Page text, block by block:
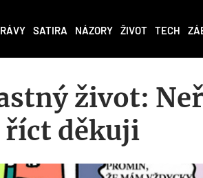
SATIRA NÁZORY ŽIVOT TECH
život:
říct děkuji